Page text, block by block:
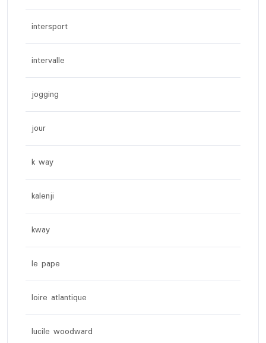
intersport
intervalle
jogging
jour
k way
kalenji
kway
le pape
loire atlantique
lucile woodward